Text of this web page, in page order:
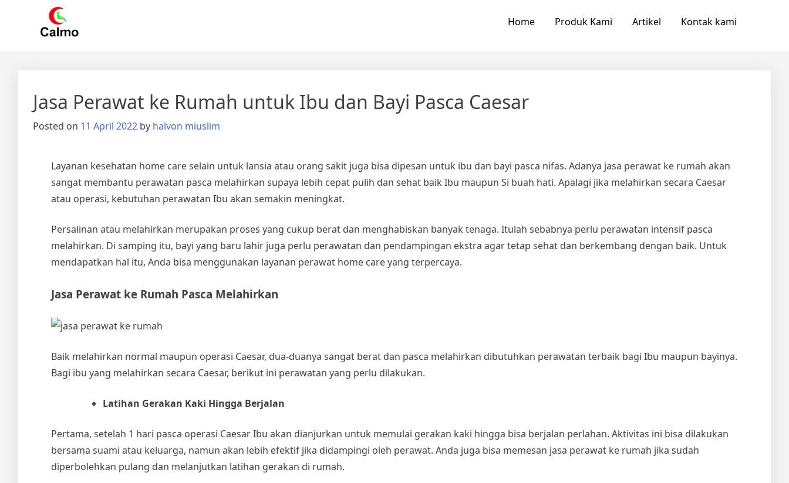
Calmo.co.id
menjual dan menyewakan alat kesehatan
Home Produk Kami Artikel Kontak kami
Jasa Perawat ke Rumah untuk Ibu dan Bayi Pasca Caesar
Posted on 11 April 2022 by halvon miuslim
Layanan kesehatan home care selain untuk lansia atau orang sakit juga bisa dipesan untuk ibu dan bayi pasca nifas. Adanya jasa perawat ke rumah akan
sangat membantu perawatan pasca melahirkan supaya lebih cepat pulih dan sehat baik Ibu maupun Si buah hati. Apalagi jika melahirkan secara Caesar
atau operasi, kebutuhan perawatan Ibu akan semakin meningkat.
Persalinan atau melahirkan merupakan proses yang cukup berat dan menghabiskan banyak tenaga. Itulah sebabnya perlu perawatan intensif pasca
melahirkan. Di samping itu, bayi yang baru lahir juga perlu perawatan dan pendampingan ekstra agar tetap sehat dan berkembang dengan baik. Untuk
mendapatkan hal itu, Anda bisa menggunakan layanan perawat home care yang terpercaya.
Jasa Perawat ke Rumah Pasca Melahirkan
Baik melahirkan normal maupun operasi Caesar, dua-duanya sangat berat dan pasca melahirkan dibutuhkan perawatan terbaik bagi Ibu maupun bayinya.
Bagi ibu yang melahirkan secara Caesar, berikut ini perawatan yang perlu dilakukan.
Latihan Gerakan Kaki Hingga Berjalan
Pertama, setelah 1 hari pasca operasi Caesar Ibu akan dianjurkan untuk memulai gerakan kaki hingga bisa berjalan perlahan. Aktivitas ini bisa dilakukan
bersama suami atau keluarga, namun akan lebih efektif jika didampingi oleh perawat. Anda juga bisa memesan jasa perawat ke rumah jika sudah
diperbolehkan pulang dan melanjutkan latihan gerakan di rumah.